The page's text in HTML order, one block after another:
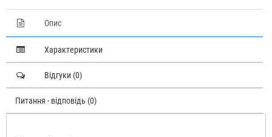
Опис
Характеристики
Відгуки (0)
Питання - відповідь (0)